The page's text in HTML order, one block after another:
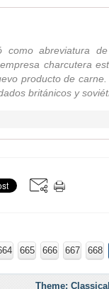
como abreviatura
charcutera
producto de
británicos y
665 666 667 668
Theme: